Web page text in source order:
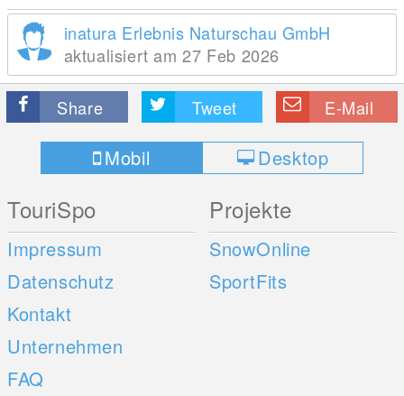
inatura Erlebnis Naturschau GmbH
aktualisiert am 27 Feb 2026
Share Tweet E-Mail
Mobil Desktop
TouriSpo
Impressum
Datenschutz
Kontakt
Unternehmen
FAQ
Projekte
SnowOnline
SportFits